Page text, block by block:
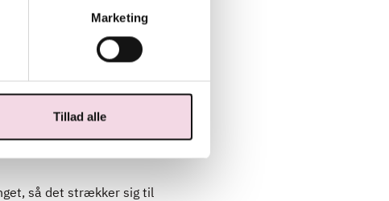
Marketing
Tillad alle
ikke blive ved med at gøre,
har brug for, at flere
tidssvarende, bl.a. ved
derfor, det er vildt
og skole – og
så det strækker sig til